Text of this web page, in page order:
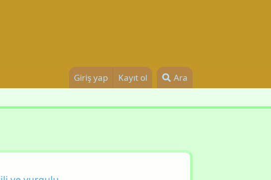
Giriş yap Kayıt ol Ara